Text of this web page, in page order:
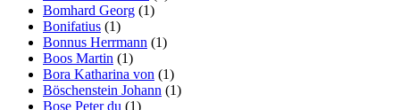
Bomhard Georg (1)
Bonifatius (1)
Bonnus Herrmann (1)
Boos Martin (1)
Bora Katharina von (1)
Böschenstein Johann (1)
Bose Peter du (1)